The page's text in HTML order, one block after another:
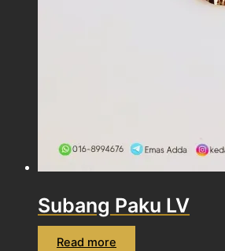
Subang Paku LV
Read more